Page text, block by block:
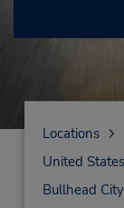
Locations
United States
Bullhead City